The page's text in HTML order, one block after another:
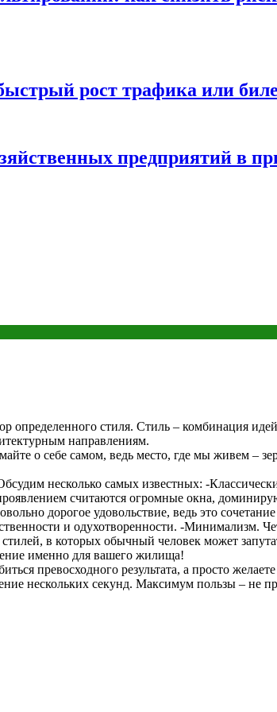
рост трафика или
предприятий в
определенного стиля. Стиль – комбинация
направлениям.
о себе самом, ведь место, где мы живем –
несколько самых известных: -
считаются огромные окна,
дорогое удовольствие, ведь это
и одухотворенности. -Минимализм.
в которых обычный человек может
именно для вашего жилища!
превосходного результата, а просто
нескольких секунд. Максимум пользы – не